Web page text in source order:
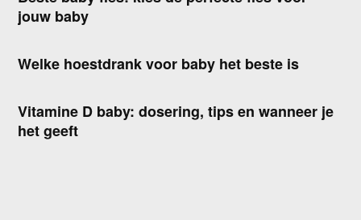
jouw baby
Welke hoestdrank voor baby het beste is
Vitamine D baby: dosering, tips en wanneer je
het geeft